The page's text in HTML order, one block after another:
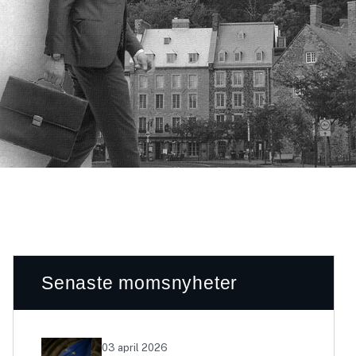
Senaste momsnyheter
03 april 2026